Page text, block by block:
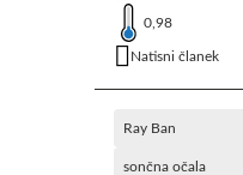
0,98
Natisni članek
Ray Ban
sončna očala